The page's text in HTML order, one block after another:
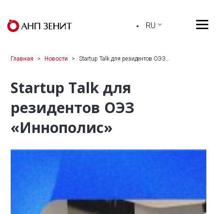
RU
Главная Новости Startup Talk для резидентов ОЭЗ…
Startup Talk для
резидентов ОЭЗ
«Иннополис»